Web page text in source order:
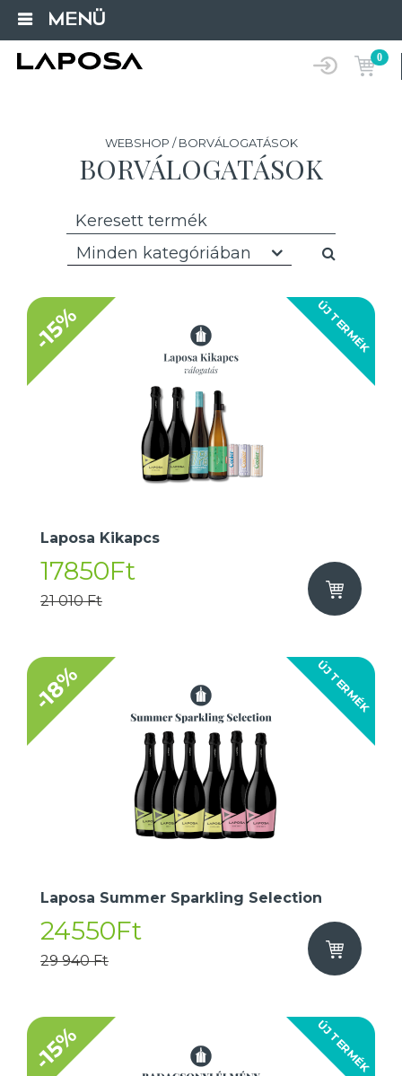
MENÜ
0
WEBSHOP / BORVÁLOGATÁSOK
BORVÁLOGATÁSOK
Minden kategóriában
ÚJ TERMÉK
-15%
Laposa Kikapcs
17850Ft
21 010 Ft
ÚJ TERMÉK
-18%
Laposa Summer Sparkling Selection
24550Ft
29 940 Ft
ÚJ TERMÉK
-15%